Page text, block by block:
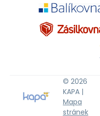
© 2026
KAPA |
Mapa
stránek